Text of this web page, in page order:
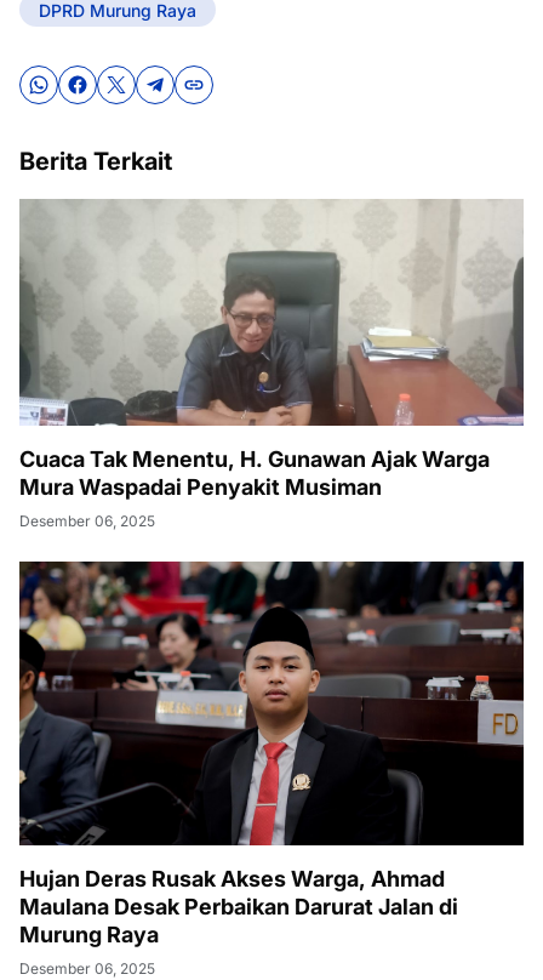
DPRD Murung Raya
Berita Terkait
Cuaca Tak Menentu, H. Gunawan Ajak Warga
Mura Waspadai Penyakit Musiman
Desember 06, 2025
Hujan Deras Rusak Akses Warga, Ahmad
Maulana Desak Perbaikan Darurat Jalan di
Murung Raya
Desember 06, 2025